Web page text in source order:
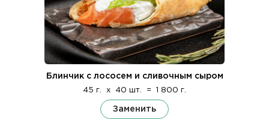
Блинчик с лососем и сливочным сыром
45 г. x 40 шт. = 1 800 г.
Заменить